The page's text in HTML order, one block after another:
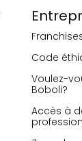
Code
Voulez-
Boboli?
Accès à